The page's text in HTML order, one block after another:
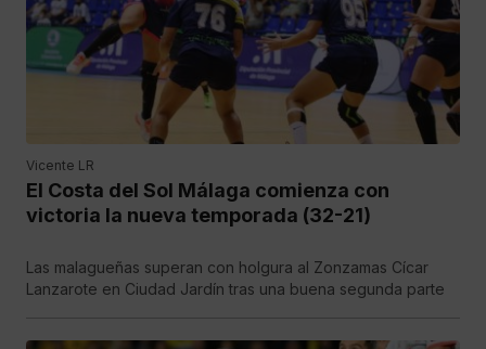
Vicente LR
El Costa del Sol Málaga comienza con
victoria la nueva temporada (32-21)
Las malagueñas superan con holgura al Zonzamas Cícar
Lanzarote en Ciudad Jardín tras una buena segunda parte